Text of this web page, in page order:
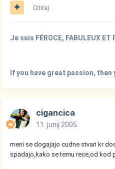
Citiraj
Je suis FÉROCE, FABULEUX ET
If you have great passion,
cigancica
11. junij 2005
meni se dogajajo cudne stvari kr
spadajo,kako se temu rece,od kod